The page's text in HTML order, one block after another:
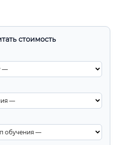
стоимость